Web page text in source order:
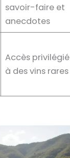
savoir-faire et
anecdotes
Accès privilégié
à des vins rares